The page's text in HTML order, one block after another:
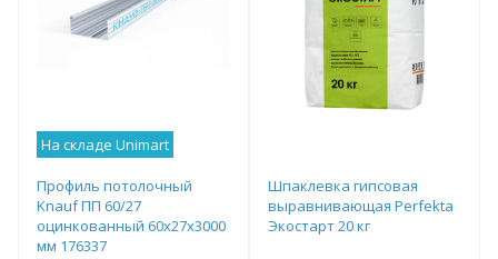
На складе Unimart
Профиль потолочный
Knauf ПП 60/27
оцинкованный 60х27х3000
мм 176337
Шпаклевка гипсовая
выравнивающая Perfekta
Экостарт 20 кг